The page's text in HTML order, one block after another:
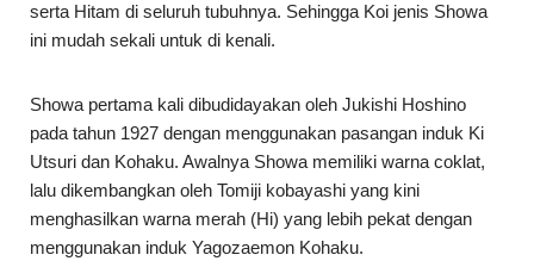
serta Hitam di seluruh tubuhnya. Sehingga Koi jenis Showa
ini mudah sekali untuk di kenali.
Showa pertama kali dibudidayakan oleh Jukishi Hoshino
pada tahun 1927 dengan menggunakan pasangan induk Ki
Utsuri dan Kohaku. Awalnya Showa memiliki warna coklat,
lalu dikembangkan oleh Tomiji kobayashi yang kini
menghasilkan warna merah (Hi) yang lebih pekat dengan
menggunakan induk Yagozaemon Kohaku.